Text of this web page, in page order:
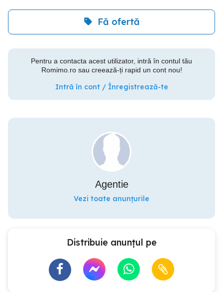
Fă ofertă
Pentru a contacta acest utilizator, intră în contul tău
Romimo.ro sau creează-ți rapid un cont nou!
Intră în cont / Înregistrează-te
Agentie
Vezi toate anunțurile
Distribuie anunțul pe